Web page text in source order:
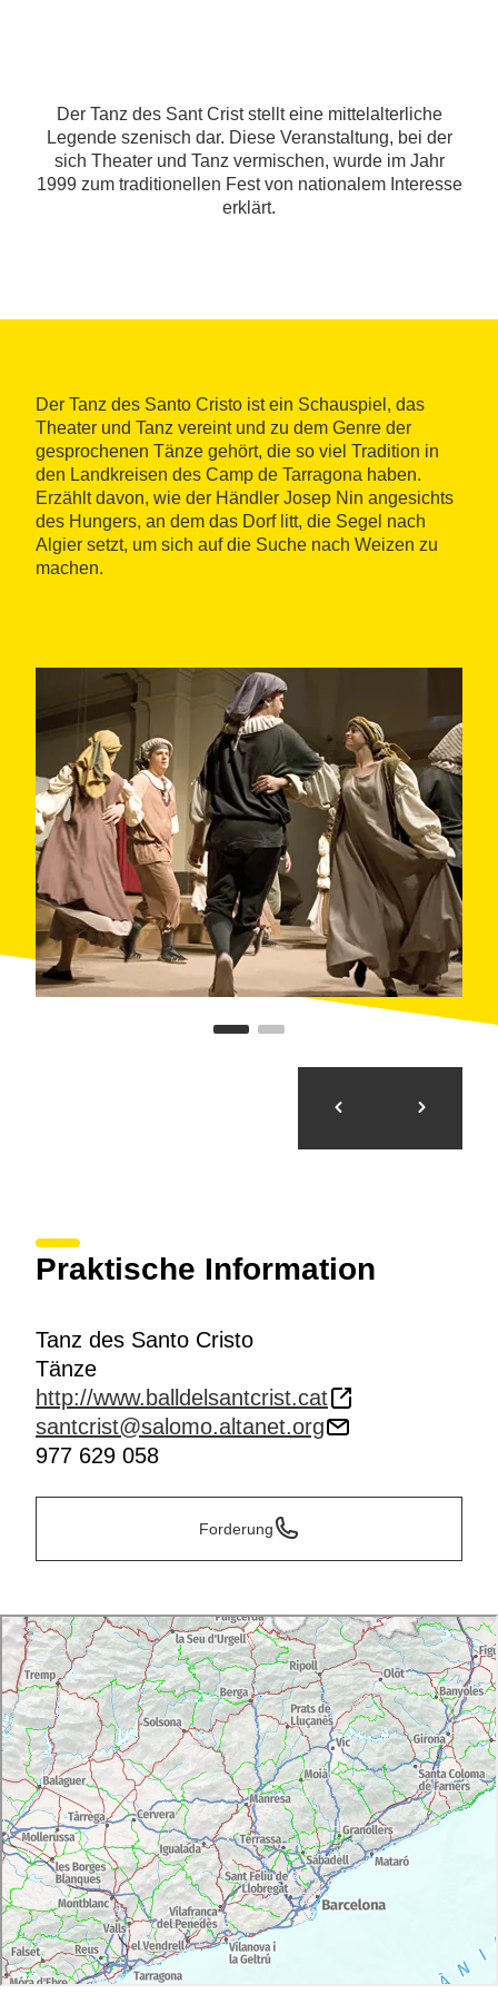
Der Tanz des Sant Crist stellt eine mittelalterliche
Legende szenisch dar. Diese Veranstaltung, bei der
sich Theater und Tanz vermischen, wurde im Jahr
1999 zum traditionellen Fest von nationalem Interesse
erklärt.
Der Tanz des Santo Cristo ist ein Schauspiel, das
Theater und Tanz vereint und zu dem Genre der
gesprochenen Tänze gehört, die so viel Tradition in
den Landkreisen des Camp de Tarragona haben.
Erzählt davon, wie der Händler Josep Nin angesichts
des Hungers, an dem das Dorf litt, die Segel nach
Algier setzt, um sich auf die Suche nach Weizen zu
machen.
Praktische Information
Tanz des Santo Cristo
Tänze
http://www.balldelsantcrist.cat
santcrist@salomo.altanet.org
977 629 058
Forderung